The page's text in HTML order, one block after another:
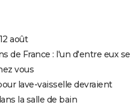
août
de France : l'un d'entre eux se
vous
lave-vaisselle devraient
la salle de bain